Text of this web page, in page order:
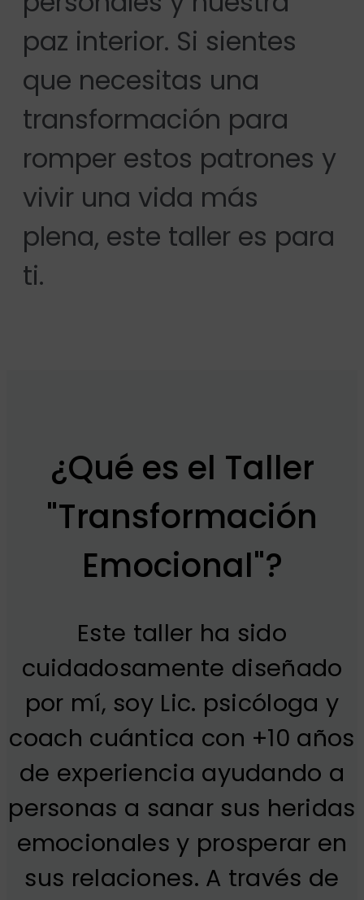
paz interior. Si sientes
que necesitas una
transformación para
romper estos patrones y
vivir una vida más
plena, este taller es para
ti.
¿Qué es el Taller
"Transformación
Emocional"?
Este taller ha sido
cuidadosamente diseñado
por mí, soy Lic. psicóloga y
coach cuántica con +10 años
de experiencia ayudando a
personas a sanar sus heridas
emocionales y prosperar en
sus relaciones. A través de